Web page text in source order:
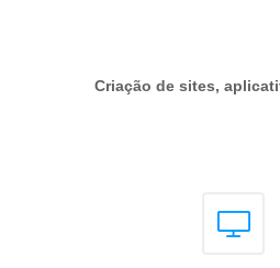
Criação de sites,